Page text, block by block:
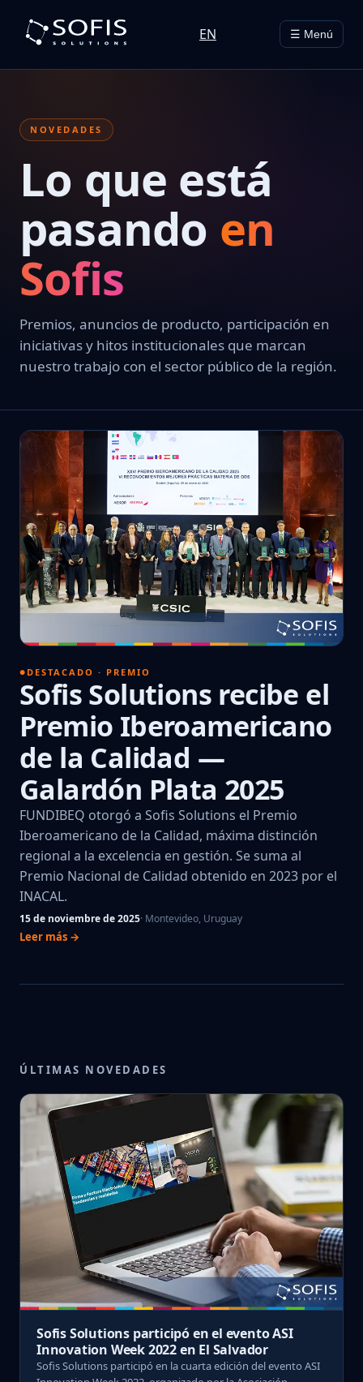
EN ☰ Menú
NOVEDADES
Lo que está
pasando en
Sofis
Premios, anuncios de producto, participación en
iniciativas y hitos institucionales que marcan
nuestro trabajo con el sector público de la región.
DESTACADO · PREMIO
Sofis Solutions recibe el
Premio Iberoamericano
de la Calidad —
Galardón Plata 2025
FUNDIBEQ otorgó a Sofis Solutions el Premio
Iberoamericano de la Calidad, máxima distinción
regional a la excelencia en gestión. Se suma al
Premio Nacional de Calidad obtenido en 2023 por el
INACAL.
15 de noviembre de 2025· Montevideo, Uruguay
Leer más →
ÚLTIMAS NOVEDADES
Sofis Solutions participó en el evento ASI
Innovation Week 2022 en El Salvador
Sofis Solutions participó en la cuarta edición del evento ASI